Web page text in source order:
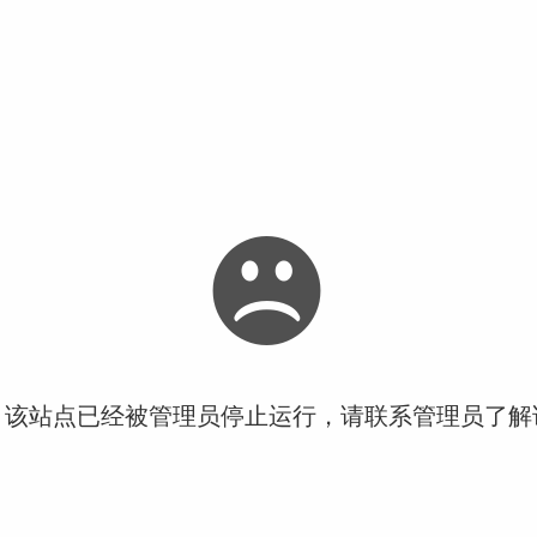
站点已经被管理员停止运行，请联系管理员了